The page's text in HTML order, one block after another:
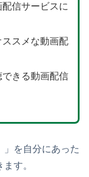
配信サービスに
ススメな動画配
できる動画配信
」を自分にあった
す。